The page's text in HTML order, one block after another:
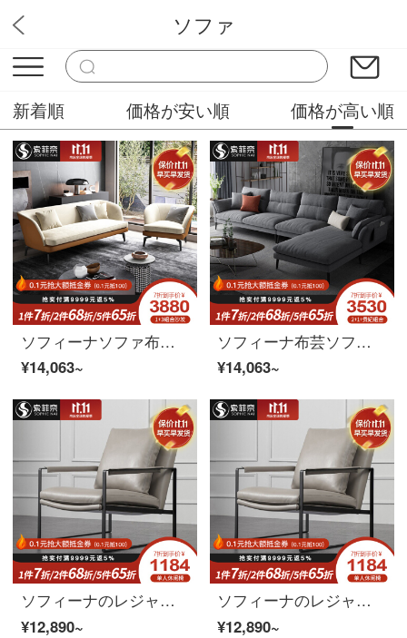
華やか家具
ソファ
新着順 価格が安い順 価格が高い順
ソフィーナソファ布芸ソファ現代簡単リビングの小型ソファーの3人のソファリビングルームの家具のシングル席
¥14,063~
ソフィーナ布芸ソファー北欧現代簡単セットソファL型布芸ソファーセット現代の大部屋型客間家具シングルルーム
¥14,063~
ソフィーナのレジャーチェアのシングルチェア北欧の近代的な寝室のリビングルームのソファチェアのシンプルなシングルのレジャーチェア
¥12,890~
ソフィーナのレジャーチェアのシングルチェア北欧の近代的な寝室のリビングルームのソファチェアのシンプルなシングルのレジャーチェア
¥12,890~